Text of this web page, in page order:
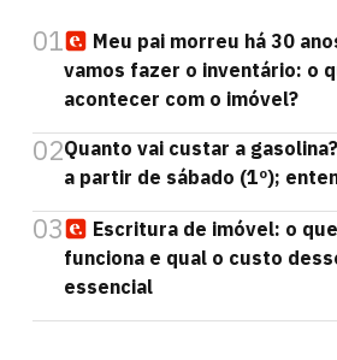
01
Meu pai morreu há 30
vamos fazer o inventário: o
acontecer com o imóvel?
02Quanto vai custar a
a partir de sábado (1º);
03
Escritura de imóvel: o
funciona e qual o custo
essencial